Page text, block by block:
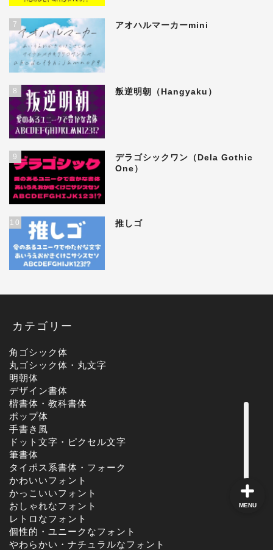
7 アオハルマーカーmini
8 叛逆明朝（Hangyaku）
9
デラゴシックワン（Dela Gothic
One）
10 推しゴ
カテゴリー
角ゴシック体
丸ゴシック体・丸文字
明朝体
デザイン書体
楷書体・教科書体
ポップ体
手書き風
ドット文字・ピクセル文字
筆書体
タイポス系書体・フォーク
かわいいフォント
かっこいいフォント
おしゃれなフォント
レトロなフォント
個性的・ユニークなフォント
やわらかい・ナチュラルなフォント
MENU